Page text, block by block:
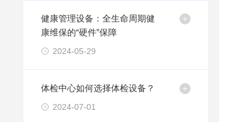
健康管理设备：全生命周期健
康维保的“硬件”保障
2024-05-29
体检中心如何选择体检设备？
2024-07-01